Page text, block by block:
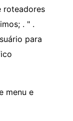
roteadores
. " .
para
menu e